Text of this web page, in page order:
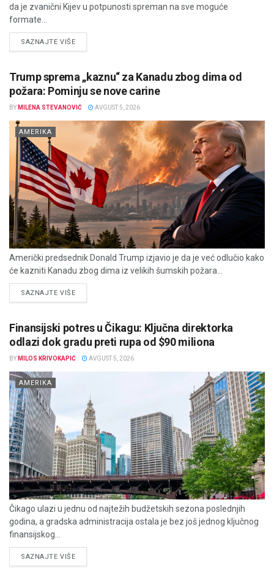
da je zvanični Kijev u potpunosti spreman na sve moguće
formate...
SAZNAJTE VIŠEDETAILS
Trump sprema „kaznu“ za Kanadu zbog dima od
požara: Pominju se nove carine
BY MILENA STEVANOVIĆ AVGUST 5, 2026
AMERIKA
Američki predsednik Donald Trump izjavio je da je već odlučio kako
će kazniti Kanadu zbog dima iz velikih šumskih požara...
SAZNAJTE VIŠEDETAILS
Finansijski potres u Čikagu: Ključna direktorka
odlazi dok gradu preti rupa od $90 miliona
BY MILOS KRIVOKAPIĆ AVGUST 5, 2026
AMERIKA
Čikago ulazi u jednu od najtežih budžetskih sezona poslednjih
godina, a gradska administracija ostala je bez još jednog ključnog
finansijskog...
SAZNAJTE VIŠEDETAILS